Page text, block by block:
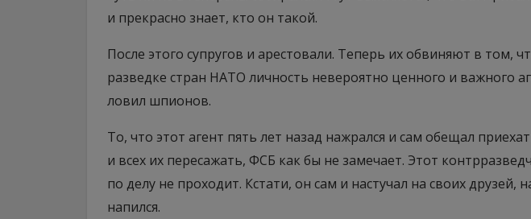
и прекрасно знает, кто он такой.
После этого супругов и арестовали. Теперь их обвиняют в том,
разведке стран НАТО личность невероятно ценного и важного
ловил шпионов.
То, что этот агент пять лет назад нажрался и сам обещал
и всех их пересажать, ФСБ как бы не замечает. Этот
по делу не проходит. Кстати, он сам и настучал на своих друзей,
напился.